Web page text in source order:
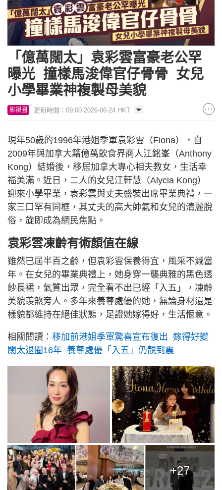
「億萬闊太」袁彩雲富豪老公罕
曝光 撞樣馬浚偉官仔骨骨 女兒
小學畢業神複製母美貌
影視圈 更新時間：09:00 2026-06-24 HKT
現年50歲的1996年港姐季軍袁彩雲（Fiona），自
2009年與加拿大籍億萬飲食界商人江銘峯（Anthony
Kong）結婚後，移居加拿大專心相夫教女，生活幸
福美滿。近日，二人的女兒江軒慧（Alycia Kong）
迎來小學畢業，袁彩雲與丈夫盛裝出席畢業典禮，一
家三口罕有同框，其丈夫的高大帥氣和女兒的清麗脫
俗，旋即成為網民焦點。
袁彩雲凍齡有術顏值在線
雖然已屆半百之齡，但袁彩雲保養得宜，風采不減當
年。在女兒的畢業典禮上，她身穿一襲典雅的黑色透
紗長裙，氣質出眾，完全看不出已經「入五」，凍齡
美貌羡煞旁人。多年來養尊處優的她，無論身材還是
樣貌都維持在絕佳狀態，足證她嫁得好，生活愜意。
相關閱讀： 移加前港姐季軍驚喜宣布復出 嫁得好變
闊太退圈16年 養尊處優「入五」仍靚到震
+27